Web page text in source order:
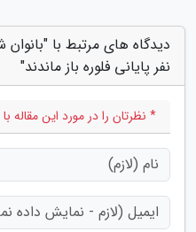
نفر پایانی فلوره باز ماندند"
* نظرتان را در مورد این مقاله